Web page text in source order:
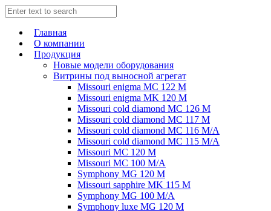
Главная
О компании
Продукция
Новые модели оборудования
Витрины под выносной агрегат
Missouri enigma MC 122 M
Missouri enigma MK 120 M
Missouri cold diamond MC 126 M
Missouri cold diamond MC 117 M
Missouri cold diamond MC 116 M/A
Missouri cold diamond MC 115 M/A
Missouri MC 120 M
Missouri MC 100 M/A
Symphony MG 120 M
Missouri sapphire MK 115 M
Symphony MG 100 M/А
Symphony luxe MG 120 M